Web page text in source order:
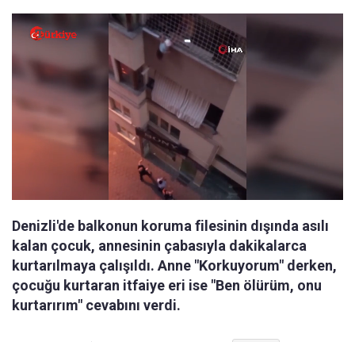
Denizli'de balkonun koruma filesinin dışında asılı
kalan çocuk, annesinin çabasıyla dakikalarca
kurtarılmaya çalışıldı. Anne "Korkuyorum" derken,
çocuğu kurtaran itfaiye eri ise "Ben ölürüm, onu
kurtarırım" cevabını verdi.